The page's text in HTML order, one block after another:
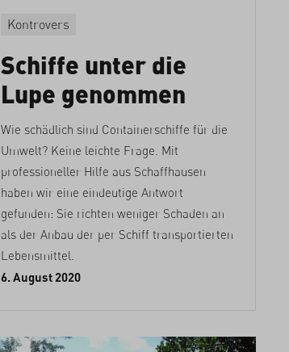
Kontrovers
Schiffe unter die
Lupe genommen
Wie schädlich sind Containerschiffe für die
Umwelt? Keine leichte Frage. Mit
professioneller Hilfe aus Schaffhausen
haben wir eine eindeutige Antwort
gefunden: Sie richten weniger Schaden an
als der Anbau der per Schiff transportierten
Lebensmittel.
6. August 2020